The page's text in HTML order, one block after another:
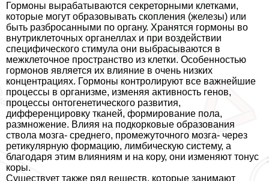
Гормоны выpaбатываются секреторными клетками,
которые могут образовывать скопления (железы) или
быть разбросанными по органу. Хранятся гормоны во
внутриклеточных органеллах и при воздействии
специфического стимула они выбрасываются в
межклеточное прострaнcтво из клетки. Особенностью
гормонов является их влияние в очень низких
концентрациях. Гормоны контролируют все важнейшие
процессы в организме, изменяя активность генов,
процессы онтогенетического развития,
дифференцировку тканей, формирование пола,
размножение. Влияя на подкорковые образования
ствола мозга- среднего, промежуточного мозга- через
ретикулярную формацию, лимбическую систему, а
благодаря этим влияниям и на кору, они изменяют тонус
коры.
Существует также ряд веществ, которые занимают